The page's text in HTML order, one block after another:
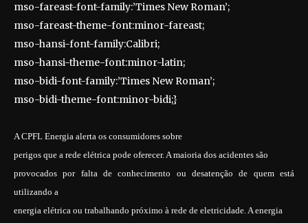
mso-fareast-font-family:’Times New Roman’;
mso-fareast-theme-font:minor-fareast;
mso-hansi-font-family:Calibri;
mso-hansi-theme-font:minor-latin;
mso-bidi-font-family:’Times New Roman’;
mso-bidi-theme-font:minor-bidi;}
A CPFL Energia alerta os consumidores sobre
perigos que a rede elétrica pode oferecer. A maioria dos acidentes são
provocados por falta de conhecimento ou desatenção de quem está
utilizando a
energia elétrica ou trabalhando próximo à rede de eletricidade. A energia